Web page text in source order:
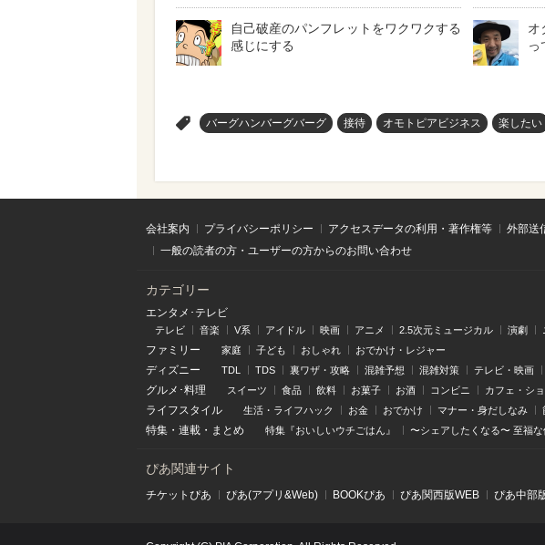
自己破産のパンフレットをワクワクする
感じにする
オ
っ
バーグハンバーグバーグ 接待 オモトピアビジネス 楽したい
会社案内 プライバシーポリシー アクセスデータの利用・著作権等 外部送
一般の読者の方・ユーザーの方からのお問い合わせ
カテゴリー
エンタメ･テレビ
テレビ 音楽 V系 アイドル 映画 アニメ 2.5次元ミュージカル 演劇
ファミリー 家庭 子ども おしゃれ おでかけ・レジャー
ディズニー TDL TDS 裏ワザ・攻略 混雑予想 混雑対策 テレビ・映画
グルメ･料理 スイーツ 食品 飲料 お菓子 お酒 コンビニ カフェ・シ
ライフスタイル 生活・ライフハック お金 おでかけ マナー・身だしなみ
特集 ・ 連載 ・ まとめ 特集『おいしいウチごはん』 〜シェアしたくなる〜 至福
ぴあ関連サイト
チケットぴあ ぴあ(アプリ&Web) BOOKぴあ ぴあ関⻄版WEB ぴあ中部